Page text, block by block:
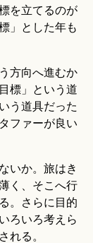
を立てるのが
」とした年も
方向へ進むか
標」という道
う道具だった
ファーが良い
いか。旅はき
く、そこへ行
。さらに目的
ろいろ考えら
れる。